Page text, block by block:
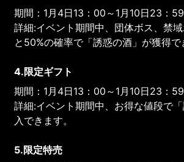
期間：1月4日13：00～1月10日23：59
詳細:イベント期間中、団体ボス、禁
と50%の確率で「誘惑の酒」が獲得で
4.限定ギフト
期間：1月4日13：00～1月10日23：59
詳細:イベント期間中、お得な値段で
入できます。
5.限定特売